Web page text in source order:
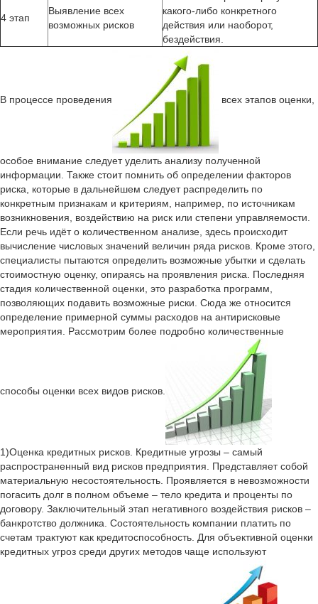
4 этап
Выявление всех
возможных рисков
какого-либо конкретного
действия или наоборот,
бездействия.
В процессе проведения всех этапов оценки,
особое внимание следует уделить анализу полученной
информации. Также стоит помнить об определении факторов
риска, которые в дальнейшем следует распределить по
конкретным признакам и критериям, например, по источникам
возникновения, воздействию на риск или степени управляемости.
Если речь идёт о количественном анализе, здесь происходит
вычисление числовых значений величин ряда рисков. Кроме этого,
специалисты пытаются определить возможные убытки и сделать
стоимостную оценку, опираясь на проявления риска. Последняя
стадия количественной оценки, это разработка программ,
позволяющих подавить возможные риски. Сюда же относится
определение примерной суммы расходов на антирисковые
мероприятия. Рассмотрим более подробно количественные
способы оценки всех видов рисков.
1)Оценка кредитных рисков. Кредитные угрозы – самый
распространенный вид рисков предприятия. Представляет собой
материальную несостоятельность. Проявляется в невозможности
погасить долг в полном объеме – тело кредита и проценты по
договору. Заключительный этап негативного воздействия рисков –
банкротство должника. Состоятельность компании платить по
счетам трактуют как кредитоспособность. Для объективной оценки
кредитных угроз среди других методов чаще используют